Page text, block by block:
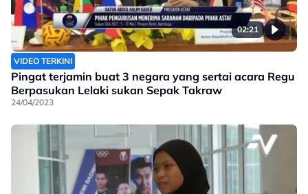
02:21
VIDEO TERKINI
Pingat terjamin buat 3 negara yang sertai acara Regu
Berpasukan Lelaki sukan Sepak Takraw
24/04/2023